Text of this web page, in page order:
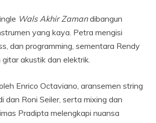
Wals Akhir Zamandibangun
yang kaya. Petra mengisi
dan programming, sementara Rendy
akustik dan elektrik.
Enrico Octaviano, aransemen string
dan Roni Seiler, serta mixing dan
Pradipta melengkapi nuansa